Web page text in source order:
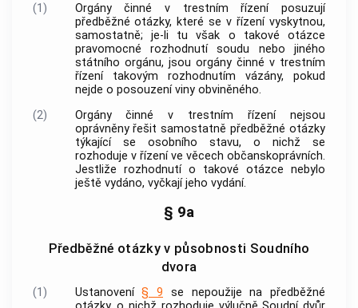
(1) Orgány činné v trestním řízeníposuzují
předběžné otázky, které se v řízení vyskytnou,
samostatně; je-li tu však o takové otázce
pravomocné rozhodnutí soudu nebo jiného
státního orgánu, jsou orgány činné v trestním
řízenítakovým rozhodnutím vázány, pokud
nejde o posouzení viny obviněného.
(2)
Orgány činné v trestním řízenínejsou
oprávněny řešit samostatně předběžné otázky
týkající se osobního stavu, o nichž se
rozhoduje v řízení ve věcech občanskoprávních.
Jestliže rozhodnutí o takové otázce nebylo
ještě vydáno, vyčkají jeho vydání.
§ 9a
Předběžné otázky v působnosti Soudního
dvora
(1) Ustanovení§ 9 se nepoužije na předběžné